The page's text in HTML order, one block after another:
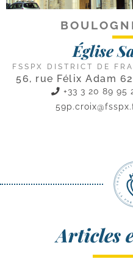
Église
FSSPX DISTRICT DE
56, rue Félix Adam
+33 3 20 89 95
Articles